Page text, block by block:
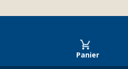
Panier